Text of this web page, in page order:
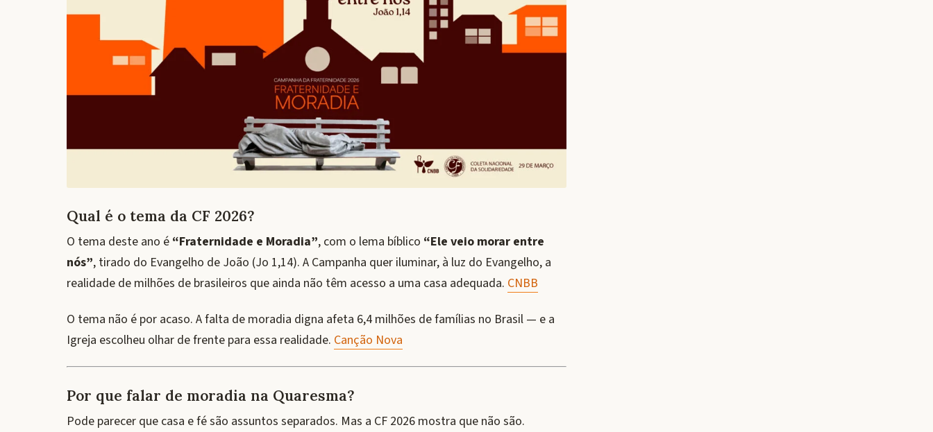
Qual é o tema da CF 2026?
O tema deste ano é “Fraternidade e Moradia”, com o lema bíblico “Ele veio morar entre
nós”, tirado do Evangelho de João (Jo 1,14). A Campanha quer iluminar, à luz do Evangelho, a
realidade de milhões de brasileiros que ainda não têm acesso a uma casa adequada. CNBB
O tema não é por acaso. A falta de moradia digna afeta 6,4 milhões de famílias no Brasil — e a
Igreja escolheu olhar de frente para essa realidade. Canção Nova
Por que falar de moradia na Quaresma?
Pode parecer que casa e fé são assuntos separados. Mas a CF 2026 mostra que não são.